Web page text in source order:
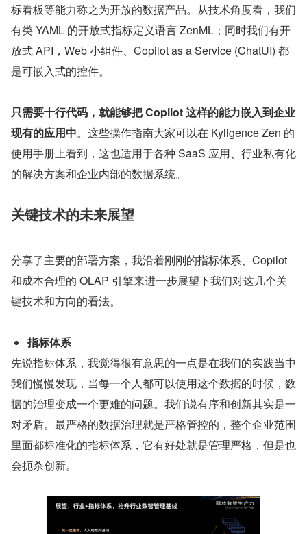
标看板等能力称之为开放的数据产品。从技术角度看，我们
有类 YAML 的开放式指标定义语言 ZenML；同时我们有开
放式 API，Web 小组件、Copilot as a Service (ChatUI) 都
是可嵌入式的控件。
只需要十行代码，就能够把 Copilot 这样的能力嵌入到企业
现有的应用中。这些操作指南大家可以在 Kyligence Zen 的
使用手册上看到，这也适用于各种 SaaS 应用、行业私有化
的解决方案和企业内部的数据系统。
关键技术的未来展望
分享了主要的部署方案，我沿着刚刚的指标体系、Copilot
和成本合理的 OLAP 引擎来进一步展望下我们对这几个关
键技术和方向的看法。
指标体系
先说指标体系，我觉得很有意思的一点是在我们的实践当中
我们慢慢发现，当每一个人都可以使用这个数据的时候，数
据的治理变成一个更难的问题。我们说有序和创新其实是一
对矛盾。最严格的数据治理就是严格管控的，整个企业范围
里面都标准化的指标体系，它有好处就是管理严格，但是也
会扼杀创新。